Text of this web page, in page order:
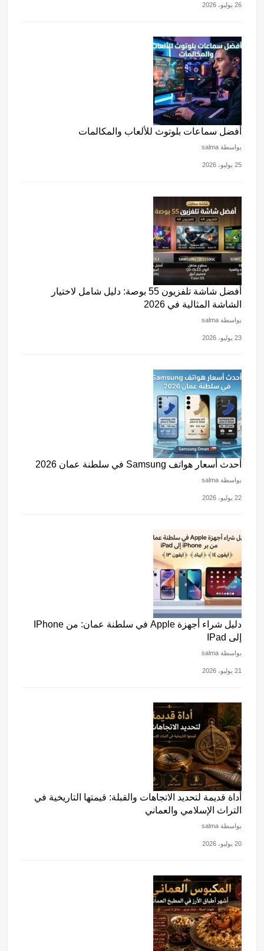
26 يوليو، 2026
أفضل سماعات بلوتوث للألعاب والمكالمات
بواسطة salma
25 يوليو، 2026
أفضل شاشة تلفزيون 55 بوصة: دليل شامل لاختيار
الشاشة المثالية في 2026
بواسطة salma
23 يوليو، 2026
أحدث أسعار هواتف Samsung في سلطنة عمان 2026
بواسطة salma
22 يوليو، 2026
دليل شراء أجهزة Apple في سلطنة عمان: من IPhone
إلى IPad
بواسطة salma
21 يوليو، 2026
أداة قديمة لتحديد الاتجاهات والقبلة: قيمتها التاريخية في
التراث الإسلامي والعماني
بواسطة salma
20 يوليو، 2026